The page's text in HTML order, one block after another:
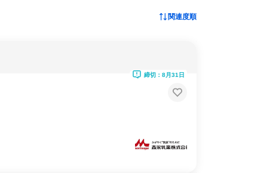
関連度順
締切：8月31日